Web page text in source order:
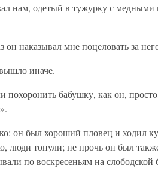
нам, одетый в тужурку с медными
он наказывал мне поцеловать за
иначе.
похоронить бабушку, как он,
он был хороший пловец и ходил
люди тонули; не прочь он был
по воскресеньям на